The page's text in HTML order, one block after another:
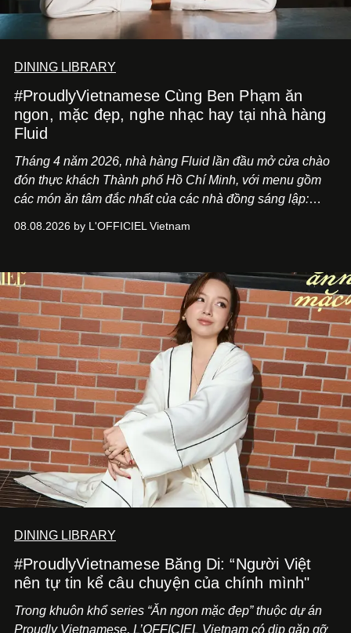
DINING LIBRARY
#ProudlyVietnamese Cùng Ben Phạm ăn
ngon, mặc đẹp, nghe nhạc hay tại nhà hàng
Fluid
Tháng 4 năm 2026, nhà hàng Fluid lần đầu mở cửa chào
đón thực khách Thành phố Hồ Chí Minh, với menu gồm
các món ăn tâm đắc nhất của các nhà đồng sáng lập:
món ăn đa dạng từ Á đến Âu nhanh chóng được yêu thích
mang đến niềm vui cho thực khách.
08.08.2026 by L'OFFICIEL Vietnam
DINING LIBRARY
#ProudlyVietnamese Băng Di: “Người Việt
nên tự tin kể câu chuyện của chính mình"
Trong khuôn khổ series “Ăn ngon mặc đẹp” thuộc dự án
Proudly Vietnamese, L’OFFICIEL Vietnam có dịp gặp gỡ